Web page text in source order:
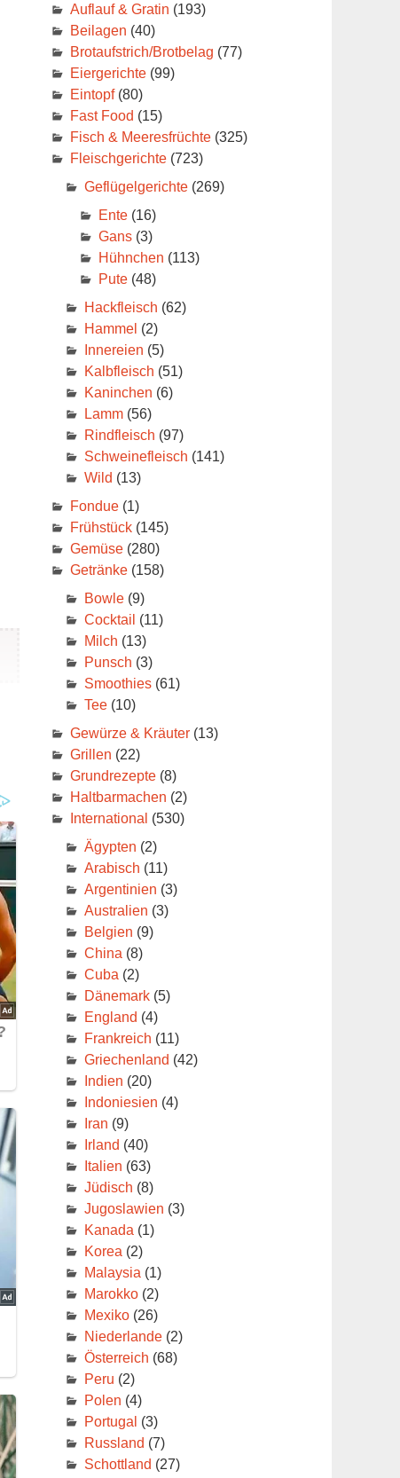
Auflauf & Gratin (193)
Beilagen (40)
Brotaufstrich/Brotbelag (77)
Eiergerichte(99)
Eintopf(80)
Fast Food (15)
Fisch & Meeresfrüchte(325)
Fleischgerichte(723)
Geflügelgerichte(269)
Ente(16)
Gans(3)
Hühnchen (113)
Pute(48)
Hackfleisch (62)
Hammel (2)
Innereien (5)
Kalbfleisch (51)
Kaninchen (6)
Lamm(56)
Rindfleisch (97)
Schweinefleisch (141)
Wild (13)
Fondue(1)
Frühstück(145)
Gemüse(280)
Getränke(158)
Bowle(9)
Cocktail (11)
Milch (13)
Punsch (3)
Smoothies(61)
Tee(10)
Gewürze & Kräuter(13)
Grillen (22)
Grundrezepte(8)
Haltbarmachen (2)
International (530)
Ägypten (2)
Arabisch (11)
Argentinien (3)
Australien (3)
Belgien (9)
China (8)
Cuba (2)
Dänemark(5)
England (4)
Frankreich (11)
Griechenland (42)
Indien (20)
Indoniesien (4)
Iran (9)
Irland (40)
Italien (63)
Jüdisch (8)
Jugoslawien (3)
Kanada (1)
Korea (2)
Malaysia (1)
Marokko(2)
Mexiko(26)
Niederlande(2)
Österreich (68)
Peru (2)
Polen (4)
Portugal (3)
Russland (7)
Schottland (27)